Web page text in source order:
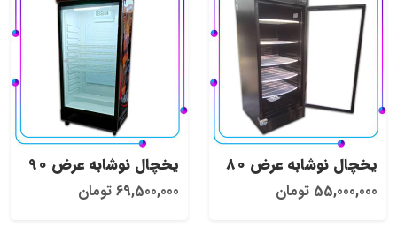
یخچال نوشابه عرض 80
55,000,000 تومان
یخچال نوشابه عرض 90
69,500,000 تومان